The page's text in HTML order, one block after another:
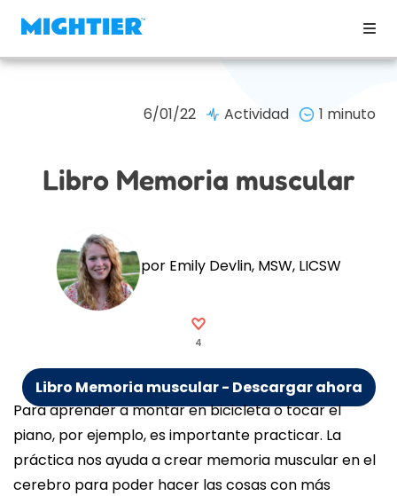
6/01/22 Actividad 1 minuto
Libro Memoria muscular
por Emily Devlin, MSW, LICSW
4
Libro Memoria muscular - Descargar ahora
Para aprender a montar en bicicleta o tocar el
piano, por ejemplo, es importante practicar. La
práctica nos ayuda a crear memoria muscular en el
cerebro para poder hacer las cosas con más